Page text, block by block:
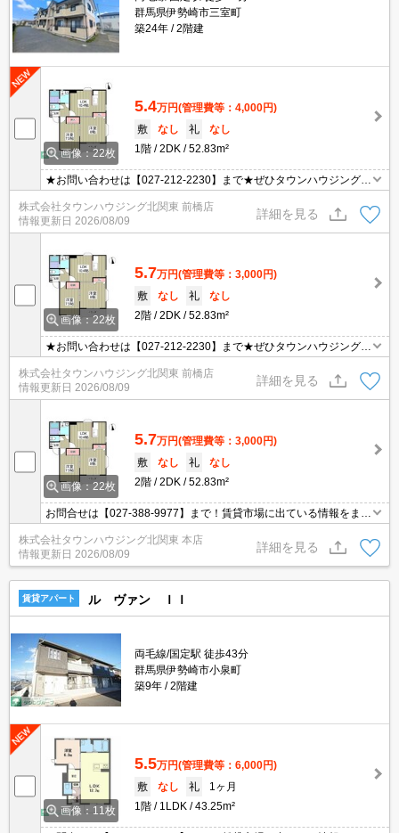
群馬県伊勢崎市三室町
築24年
2階建
画像：22枚
5.4万円(管理費等：4,000円)
敷
なし 礼
なし
1階
2DK 52.83m²
★お問い合わせは【027-212-2230】まで★ぜひタウンハウジング前
株式会社タウンハウジング北関東 前橋店
情報更新日 2026/08/09
詳細を見る
画像：22枚
5.7万円(管理費等：3,000円)
敷
なし 礼
なし
2階
2DK 52.83m²
★お問い合わせは【027-212-2230】まで★ぜひタウンハウジング前
株式会社タウンハウジング北関東 前橋店
情報更新日 2026/08/09
詳細を見る
画像：22枚
5.7万円(管理費等：3,000円)
敷
なし 礼
なし
2階
2DK 52.83m²
お問合せは【027-388-9977】まで！賃貸市場に出ている情報をまと
認くださいませ♪
株式会社タウンハウジング北関東 本店
情報更新日 2026/08/09
詳細を見る
賃貸アパート ル ヴァン ＩＩ
両毛線/国定駅 徒歩43分
群馬県伊勢崎市小泉町
築9年
2階建
画像：11枚
5.5万円(管理費等：6,000円)
敷
なし 礼
1ヶ月
1階
1LDK 43.25m²